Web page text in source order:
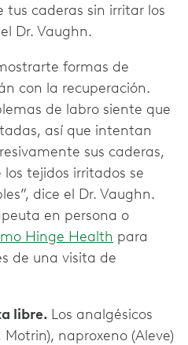
caderas sin irritar los
Dr. Vaughn.
formas de
con la recuperación.
de labro siente que
así que intentan
sus caderas,
tejidos irritados se
dice el Dr. Vaughn.
en persona o
Hinge Health para
de una visita de
libre. Los analgésicos
naproxeno (Aleve)